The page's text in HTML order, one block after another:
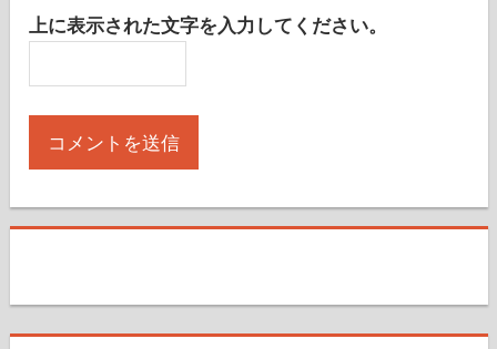
上に表示された文字を入力してください。